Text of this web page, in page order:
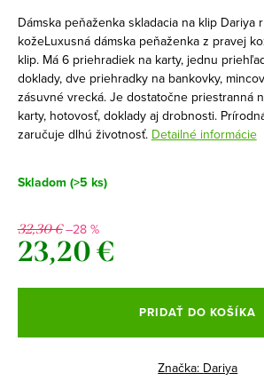
Dámska peňaženka skladacia na klip Dariya
kožeLuxusná dámska peňaženka z pravej
klip. Má 6 priehradiek na karty, jednu
doklady, dve priehradky na bankovky,
zásuvné vrecká. Je dostatočne priestranná
karty, hotovosť, doklady aj drobnosti.
zaručuje dlhú životnosť. Detailné informácie
Skladom (>5 ks)
32,30 €–28 %
23,20 €
cena:
PRIDAŤ DO KOŠÍKA
Značka: Dariya